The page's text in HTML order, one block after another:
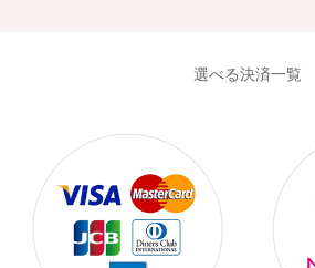
選べる決済一覧